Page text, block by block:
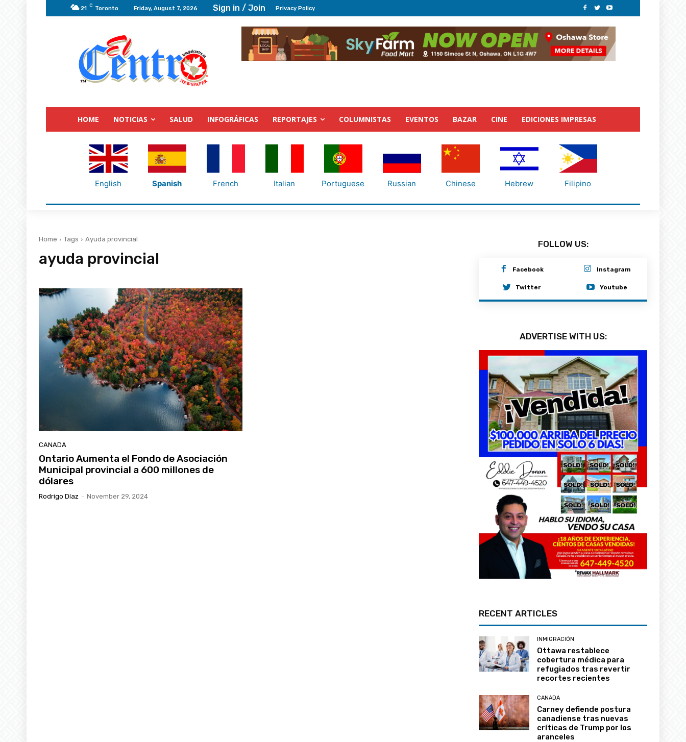
21 C Toronto Friday, August 7, 2026 Sign in / Join Privacy Policy
HOME NOTICIAS SALUD INFOGRÁFICAS REPORTAJES COLUMNISTAS EVENTOS BAZAR CINE EDICIONES IMPRESAS
English Spanish French Italian Portuguese Russian Chinese Hebrew Filipino
Home Tags Ayuda provincial
ayuda provincial
CANADA
Ontario Aumenta el Fondo de Asociación
Municipal provincial a 600 millones de
dólares
Rodrigo Díaz - November 29, 2024
FOLLOW US:
Facebook Instagram
Twitter Youtube
ADVERTISE WITH US:
RECENT ARTICLES
INMIGRACIÓN
Ottawa restablece
cobertura médica para
refugiados tras revertir
recortes recientes
CANADA
Carney defiende postura
canadiense tras nuevas
críticas de Trump por los
aranceles